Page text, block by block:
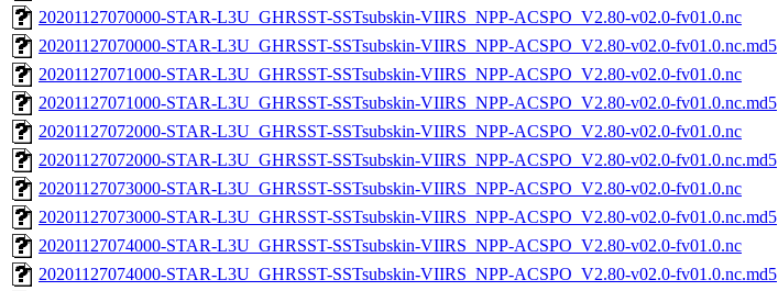
20201127070000-STAR-L3U_GHRSST-SSTsubskin-VIIRS_NPP-ACSPO_V2.80-v02.0-fv01.0.nc
20201127070000-STAR-L3U_GHRSST-SSTsubskin-VIIRS_NPP-ACSPO_V2.80-v02.0-fv01.0.nc.md5
20201127071000-STAR-L3U_GHRSST-SSTsubskin-VIIRS_NPP-ACSPO_V2.80-v02.0-fv01.0.nc
20201127071000-STAR-L3U_GHRSST-SSTsubskin-VIIRS_NPP-ACSPO_V2.80-v02.0-fv01.0.nc.md5
20201127072000-STAR-L3U_GHRSST-SSTsubskin-VIIRS_NPP-ACSPO_V2.80-v02.0-fv01.0.nc
20201127072000-STAR-L3U_GHRSST-SSTsubskin-VIIRS_NPP-ACSPO_V2.80-v02.0-fv01.0.nc.md5
20201127073000-STAR-L3U_GHRSST-SSTsubskin-VIIRS_NPP-ACSPO_V2.80-v02.0-fv01.0.nc
20201127073000-STAR-L3U_GHRSST-SSTsubskin-VIIRS_NPP-ACSPO_V2.80-v02.0-fv01.0.nc.md5
20201127074000-STAR-L3U_GHRSST-SSTsubskin-VIIRS_NPP-ACSPO_V2.80-v02.0-fv01.0.nc
20201127074000-STAR-L3U_GHRSST-SSTsubskin-VIIRS_NPP-ACSPO_V2.80-v02.0-fv01.0.nc.md5